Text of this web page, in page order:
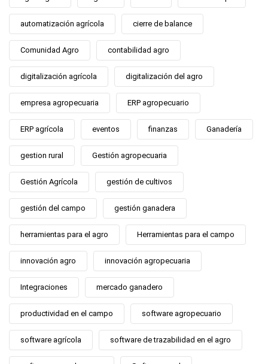
automatización agrícola cierre de balance
Comunidad Agro contabilidad agro
digitalización agrícola digitalización del agro
empresa agropecuaria ERP agropecuario
ERP agrícola eventos finanzas Ganadería
gestion rural Gestión agropecuaria
Gestión Agrícola gestión de cultivos
gestión del campo gestión ganadera
herramientas para el agro Herramientas para el campo
innovación agro innovación agropecuaria
Integraciones mercado ganadero
productividad en el campo software agropecuario
software agrícola software de trazabilidad en el agro